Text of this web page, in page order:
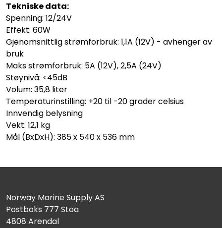
Tekniske data:
Spenning: 12/24V
Effekt: 60W
Gjenomsnittlig strømforbruk: 1,1A (12V) - avhenger av
bruk
Maks strømforbruk: 5A (12V), 2,5A (24V)
Støynivå: <45dB
Volum: 35,8 liter
Temperaturinstilling: +20 til -20 grader celsius
Innvendig belysning
Vekt: 12,1 kg
Mål (BxDxH): 385 x 540 x 536 mm
Norway Marine Supply AS
Postboks 777 Stoa
4808 Arendal